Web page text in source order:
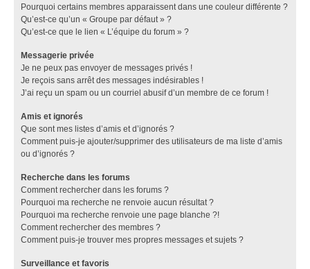
Pourquoi certains membres apparaissent dans une couleur différente ?
Qu’est-ce qu’un « Groupe par défaut » ?
Qu’est-ce que le lien « L’équipe du forum » ?
Messagerie privée
Je ne peux pas envoyer de messages privés !
Je reçois sans arrêt des messages indésirables !
J’ai reçu un spam ou un courriel abusif d’un membre de ce forum !
Amis et ignorés
Que sont mes listes d’amis et d’ignorés ?
Comment puis-je ajouter/supprimer des utilisateurs de ma liste d’amis
ou d’ignorés ?
Recherche dans les forums
Comment rechercher dans les forums ?
Pourquoi ma recherche ne renvoie aucun résultat ?
Pourquoi ma recherche renvoie une page blanche ?!
Comment rechercher des membres ?
Comment puis-je trouver mes propres messages et sujets ?
Surveillance et favoris